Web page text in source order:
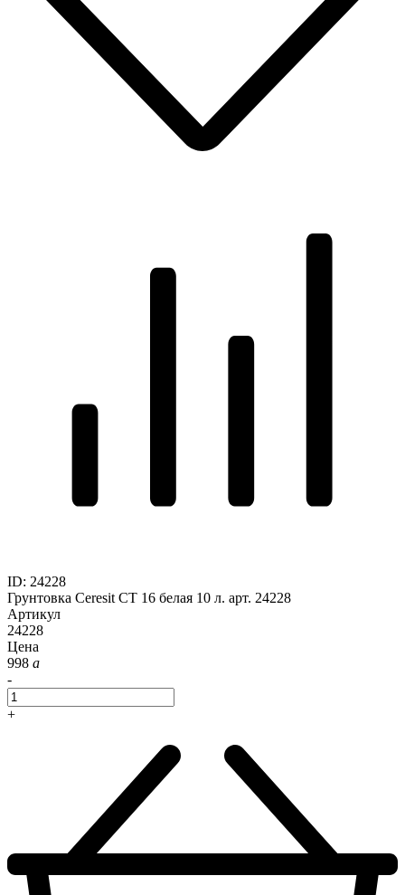
ID: 24228
Грунтовка Ceresit CT 16 белая 10 л. арт. 24228
Артикул
24228
Цена
998 a
-
+